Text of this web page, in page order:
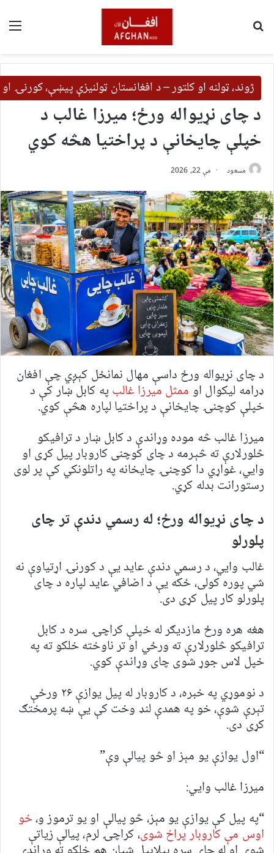
ژوند، ټولنه او کلتور – د افغانستان ټولنیزې پیښې، کورنۍ
د چای نړیواله ورځ؛ میرزا غالب د
خپلې چایخانې د پراختیا هڅه کوي
مسعود مې 22, 2026
د چای نړیواله ورځ داسې مهال نمانځل کېږي چې افغان
ډرامه لیکوال او ممثل میرزا غالبپه کابل ښار کې د
خپلې کوچنۍ چایخانې د پراختیا لپاره هڅې کوي.
میرزا غالب څه موده وړاندې د کابل ښار د ترافیکو
څلورلارې ته څېرمه د چای کوچنی کاروبار پیل کړی او
وایي، غواړي دا کوچنۍ چایخانه په راتلونکي کې پر لوی
رستورانت بدله کړي.
د چای نړیواله ورځ؛ له رسمي دندې تر چای
پلورلو
غالب وایي، د رسمي دندې عاید یې د کورنۍ اړتیاوې نه
شي پوره کولی، ځکه یې د اضافي عاید لپاره د چای
پلورلو کار پیل کړی دی.
هغه هره ورځ مازدیګر له خپلې کراچۍ سره د کابل
ترافیکو څلورلارې ته ورځي او تر ناوخته خلکو ته په
خپل لاس جوړ شوی چای وړاندې کوي.
د نوموړي په خبره، د کاروبار له پیل یوازې ۲۶ ورځې
تېرې شوې، خو په همدې لنډ وخت کې یې ښه پرمختګ
کړی دی.
“اول یوازې یو مېز او څو پیالې وې”
میرزا غالب وایي:
“په پیل کې یوازې یو مېز، څو پیالې او یو ترموز و،خو
اوس مې کاروبار پراخ شوی، کراچۍ لرم، پیالې زیاتې